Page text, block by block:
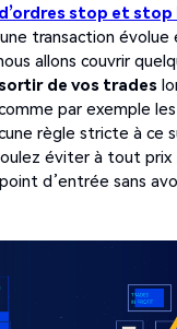
d’ordres stop et stop
transaction
allons couvrir
sortir de vos trades
par exemple
règle stricte à ce
éviter à tout prix
d’entrée sans